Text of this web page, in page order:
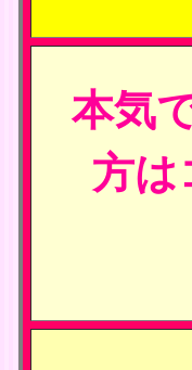
本気
方は